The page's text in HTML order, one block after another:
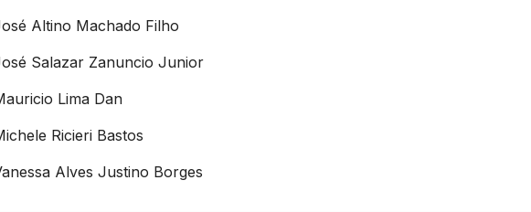
Altino Machado Filho
Salazar Zanuncio Junior
Lima Dan
Ricieri Bastos
Alves Justino Borges